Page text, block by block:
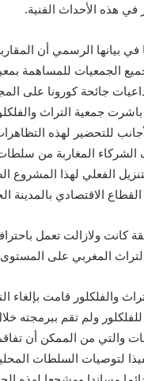
هذه الأحداث الفنية.
بيانها الرسمي أن
الجمعيات للمساهمة
جائحة كورونا على
جمعية التراث
للتحضير لهذه
الشركاء المغاربة من
الفعلي لهذا المشروع
القطاع الاقتصادي بالمدينة
كانت ولازالت تعمل
المغربي على
والفلكلور قامت بإلغاء
ولم تقم ببرمجته
والتي من الممكن أن
لتوصيات السلطات